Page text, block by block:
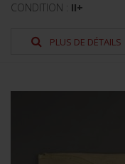
CONDITION : II+
PLUS DE DÉTAILS